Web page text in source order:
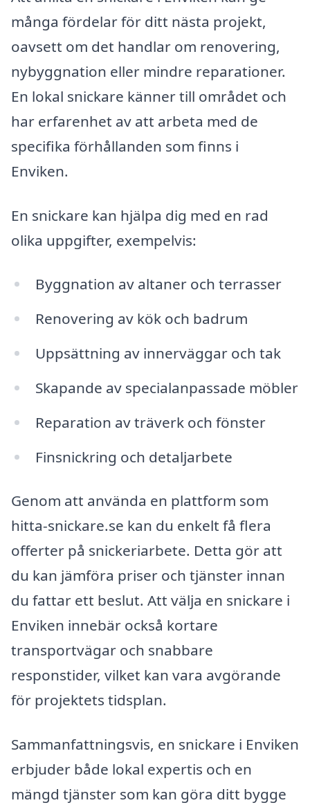
många fördelar för ditt nästa projekt,
oavsett om det handlar om renovering,
nybyggnation eller mindre reparationer.
En lokal snickare känner till området och
har erfarenhet av att arbeta med de
specifika förhållanden som finns i
Enviken.
En snickare kan hjälpa dig med en rad
olika uppgifter, exempelvis:
Byggnation av altaner och terrasser
Renovering av kök och badrum
Uppsättning av innerväggar och tak
Skapande av specialanpassade möbler
Reparation av träverk och fönster
Finsnickring och detaljarbete
Genom att använda en plattform som
hitta-snickare.se kan du enkelt få flera
offerter på snickeriarbete. Detta gör att
du kan jämföra priser och tjänster innan
du fattar ett beslut. Att välja en snickare i
Enviken innebär också kortare
transportvägar och snabbare
responstider, vilket kan vara avgörande
för projektets tidsplan.
Sammanfattningsvis, en snickare i Enviken
erbjuder både lokal expertis och en
mängd tjänster som kan göra ditt bygge